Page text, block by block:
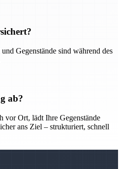
Gegenstände sind während des
ab?
vor Ort, lädt Ihre Gegenstände
ans Ziel – strukturiert, schnell